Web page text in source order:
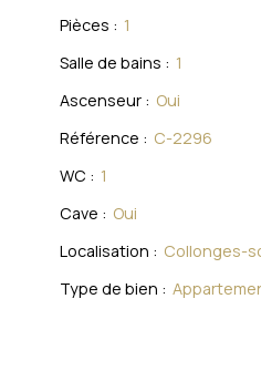
Pièces : 1
Salle de bains : 1
Ascenseur : Oui
Référence : C-2296
WC : 1
Cave : Oui
Localisation : Collonges-
Type de bien :